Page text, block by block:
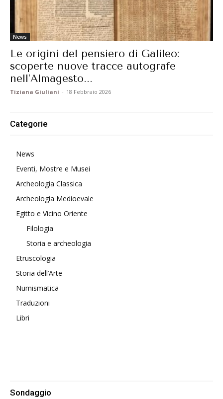
News
Le origini del pensiero di Galileo:
scoperte nuove tracce autografe
nell’Almagesto...
Tiziana Giuliani - 18 Febbraio 2026
Categorie
News
Eventi, Mostre e Musei
Archeologia Classica
Archeologia Medioevale
Egitto e Vicino Oriente
Filologia
Storia e archeologia
Etruscologia
Storia dell’Arte
Numismatica
Traduzioni
Libri
Sondaggio